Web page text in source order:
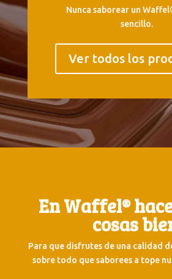
Nunca saborear un
sencillo.
Ver todos los
En Waffel®
cosas
Para que disfrutes de una calidad
sobre todo que saborees a tope